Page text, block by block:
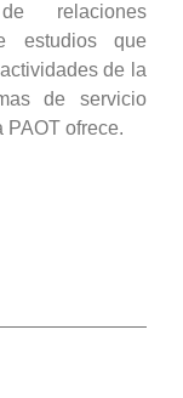
relaciones
estudios que
de la
de servicio
PAOT ofrece.